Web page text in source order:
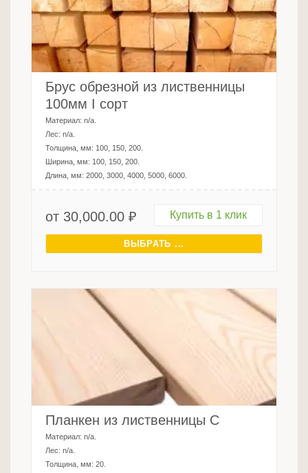
Брус обрезной из лиственницы
100мм I сорт
Материал: n/a.
Лес: n/a.
Толщина, мм: 100, 150, 200.
Ширина, мм: 100, 150, 200.
Длина, мм: 2000, 3000, 4000, 5000, 6000.
от 30,000.00 ₽ Купить в 1 клик
ВЫБРАТЬ ...
Планкен из лиственницы C
Материал: n/a.
Лес: n/a.
Толщина, мм: 20.